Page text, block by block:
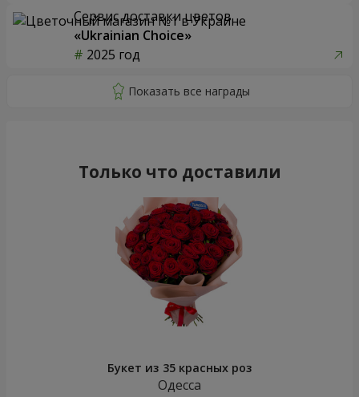
Сервис доставки цветов
«Ukrainian Choice»
2025 год
Только что доставили
Букет из 35 красных роз
Одесса